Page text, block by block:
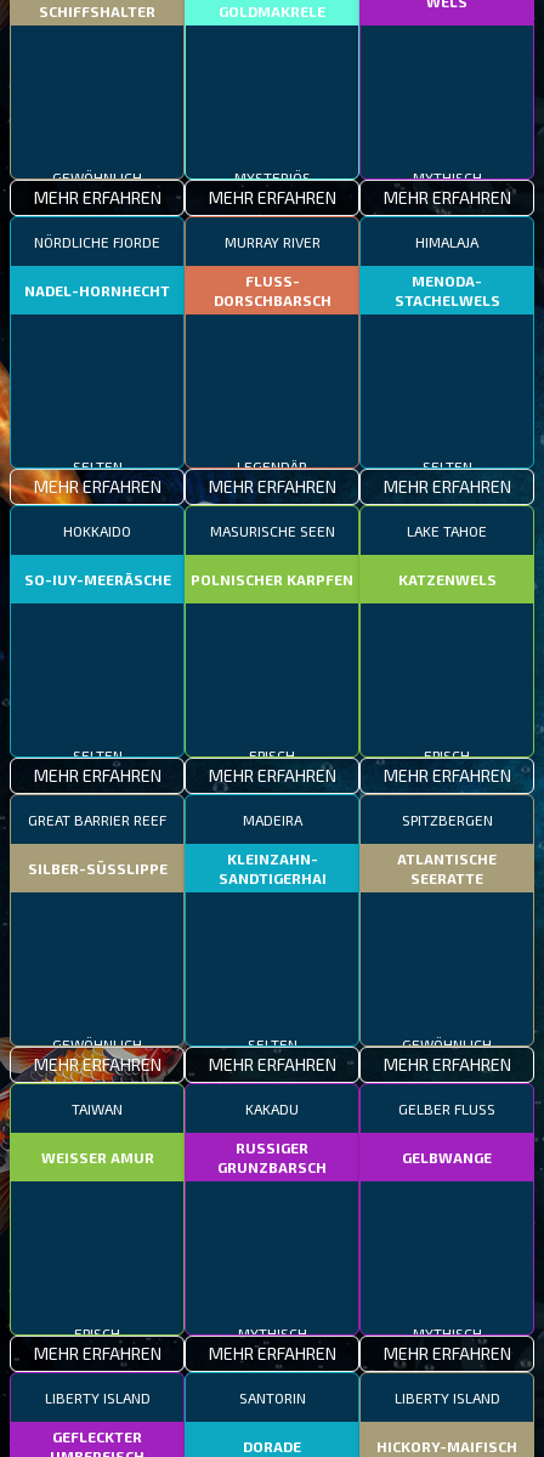
SCHIFFSHALTER
MEHR ERFAHREN
GOLDMAKRELE
MYSTERIÖS
MEHR ERFAHREN MEHR ERFAHREN
NÖRDLICHE FJORDE
NADEL-HORNHECHT
MEHR ERFAHREN
MURRAY RIVER
FLUSS-
DORSCHBARSCH
LEGENDÄR
MEHR ERFAHREN
HIMALAJA
MENODA-
STACHELWELS
SELTEN
MEHR ERFAHREN
HOKKAIDO
SO-IUY-MEERÄSCHE
SELTEN
MEHR ERFAHREN
MASURISCHE SEEN
POLNISCHER KARPFEN
EPISCH
MEHR ERFAHREN
LAKE TAHOE
KATZENWELS
EPISCH
MEHR ERFAHREN
GREAT BARRIER REEF
SILBER-SÜSSLIPPE
GEWÖHNLICH
MEHR ERFAHREN
MADEIRA
KLEINZAHN-
SANDTIGERHAI
SELTEN
MEHR ERFAHREN
SPITZBERGEN
ATLANTISCHE
SEERATTE
GEWÖHNLICH
MEHR ERFAHREN
TAIWAN
WEISSER AMUR
EPISCH
MEHR ERFAHREN
KAKADU
RUSSIGER
GRUNZBARSCH
MYTHISCH
MEHR ERFAHREN
GELBER FLUSS
GELBWANGE
MYTHISCH
MEHR ERFAHREN
LIBERTY ISLAND
GEFLECKTER
SANTORIN
DORADE
LIBERTY ISLAND
HICKORY-MAIFISCH